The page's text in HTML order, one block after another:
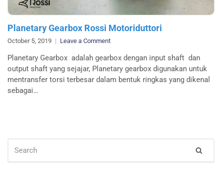
Planetary Gearbox Rossi Motoriduttori
October 5, 2019 Leave a Commenton
Gearbox
Rossi
Motoriduttori
Planetary Gearbox adalah gearbox dengan input shaft dan
output shaft yang sejajar, Planetary gearbox digunakan untuk
mentransfer torsi terbesar dalam bentuk ringkas yang dikenal
sebagai…
FOR: